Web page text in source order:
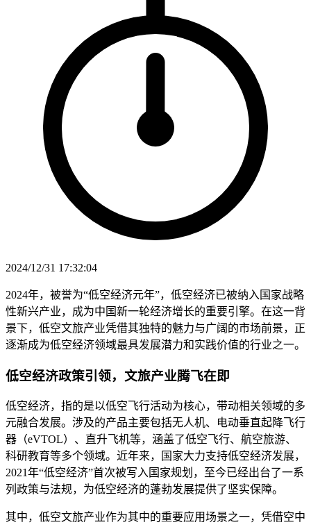
2024/12/31 17:32:04
2024年，被誉为“低空经济元年”，低空经济已被纳入国家战略
性新兴产业，成为中国新一轮经济增长的重要引擎。在这一背
景下，低空文旅产业凭借其独特的魅力与广阔的市场前景，正
逐渐成为低空经济领域最具发展潜力和实践价值的行业之一。
低空经济政策引领，文旅产业腾飞在即
低空经济，指的是以低空飞行活动为核心，带动相关领域的多
元融合发展。涉及的产品主要包括无人机、电动垂直起降飞行
器（eVTOL）、直升飞机等，涵盖了低空飞行、航空旅游、
科研教育等多个领域。近年来，国家大力支持低空经济发展，
2021年“低空经济”首次被写入国家规划，至今已经出台了一系
列政策与法规，为低空经济的蓬勃发展提供了坚实保障。
其中，低空文旅产业作为其中的重要应用场景之一，凭借空中